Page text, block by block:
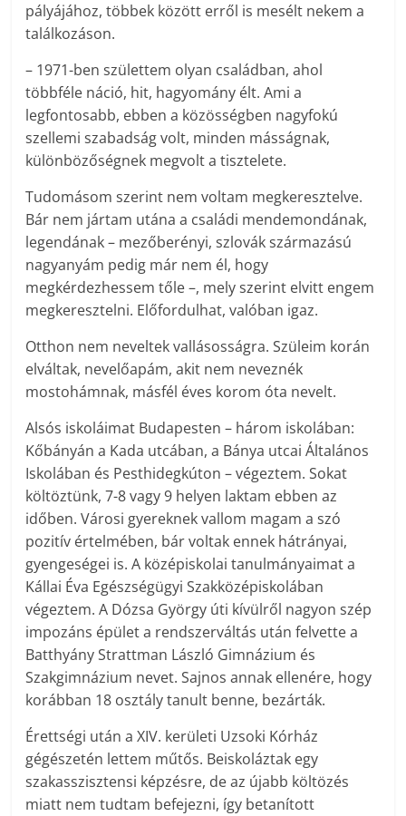
pályájához, többek között erről is mesélt nekem a
találkozáson.
– 1971-ben születtem olyan családban, ahol
többféle náció, hit, hagyomány élt. Ami a
legfontosabb, ebben a közösségben nagyfokú
szellemi szabadság volt, minden másságnak,
különbözőségnek megvolt a tisztelete.
Tudomásom szerint nem voltam megkeresztelve.
Bár nem jártam utána a családi mendemondának,
legendának – mező­berényi, szlovák származású
nagyanyám pedig már nem él, hogy
megkérdezhessem tőle –, mely szerint elvitt engem
megkeresztelni. Előfordulhat, valóban igaz.
Otthon nem neveltek vallásosságra. Szüleim korán
elváltak, nevelőapám, akit nem neveznék
mostohámnak, másfél éves korom óta nevelt.
Alsós iskoláimat Budapesten – három iskolában:
Kőbányán a Kada utcában, a Bánya utcai Általános
Iskolában és Pest­hideg­kúton – végeztem. Sokat
költöztünk, 7-8 vagy 9 helyen laktam ebben az
időben. Városi gyereknek vallom magam a szó
pozitív értelmében, bár voltak ennek hátrányai,
gyengeségei is. A középiskolai tanulmányaimat a
Kállai Éva Egészségügyi Szakközépiskolában
végeztem. A Dózsa György úti kívülről nagyon szép
impozáns épület a rendszerváltás után felvette a
Batthyány Strattman László Gimnázium és
Szakgimnázium nevet. Sajnos annak ellenére, hogy
korábban 18 osztály tanult benne, bezárták.
Érettségi után a XIV. kerületi Uzsoki Kórház
gégészetén lettem műtős. Beiskoláztak egy
szakasszisztensi képzésre, de az újabb költözés
miatt nem tudtam befejezni, így betanított